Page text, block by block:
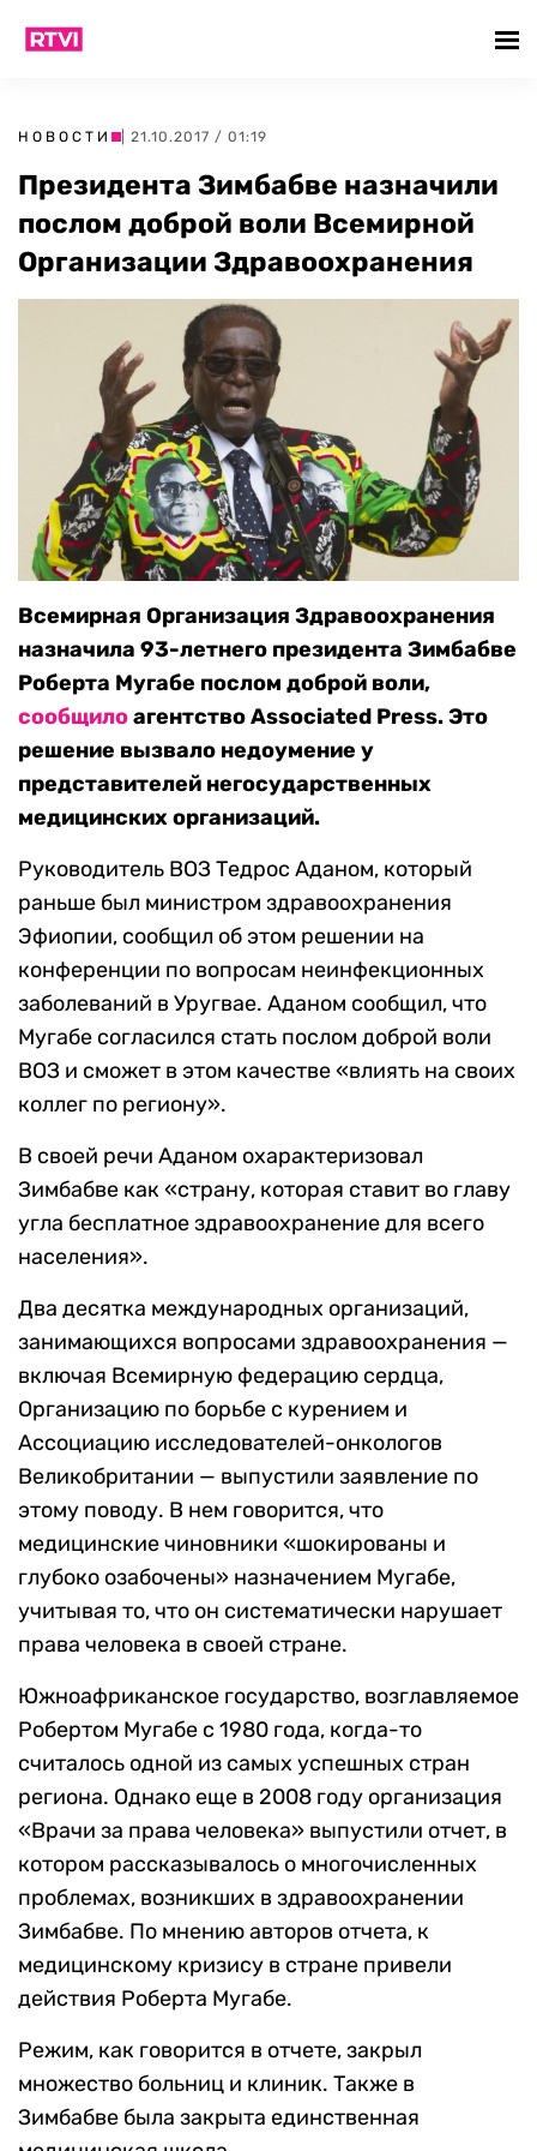
НОВОСТИ | 21.10.2017 / 01:19
Президента Зимбабве назначили
послом доброй воли Всемирной
Организации Здравоохранения
Всемирная Организация Здравоохранения
назначила 93-летнего президента Зимбабве
Роберта Мугабе послом доброй воли,
сообщилоагентство Associated Press. Это
решение вызвало недоумение у
представителей негосударственных
медицинских организаций.
Руководитель ВОЗ Тедрос Аданом, который
раньше был министром здравоохранения
Эфиопии, сообщил об этом решении на
конференции по вопросам неинфекционных
заболеваний в Уругвае. Аданом сообщил, что
Мугабе согласился стать послом доброй воли
ВОЗ и сможет в этом качестве «влиять на своих
коллег по региону».
В своей речи Аданом охарактеризовал
Зимбабве как «страну, которая ставит во главу
угла бесплатное здравоохранение для всего
населения».
Два десятка международных организаций,
занимающихся вопросами здравоохранения —
включая Всемирную федерацию сердца,
Организацию по борьбе с курением и
Ассоциацию исследователей-онкологов
Великобритании — выпустили заявление по
этому поводу. В нем говорится, что
медицинские чиновники «шокированы и
глубоко озабочены» назначением Мугабе,
учитывая то, что он систематически нарушает
права человека в своей стране.
Южноафриканское государство, возглавляемое
Робертом Мугабе с 1980 года, когда-то
считалось одной из самых успешных стран
региона. Однако еще в 2008 году организация
«Врачи за права человека» выпустили отчет, в
котором рассказывалось о многочисленных
проблемах, возникших в здравоохранении
Зимбабве. По мнению авторов отчета, к
медицинскому кризису в стране привели
действия Роберта Мугабе.
Режим, как говорится в отчете, закрыл
множество больниц и клиник. Также в
Зимбабве была закрыта единственная